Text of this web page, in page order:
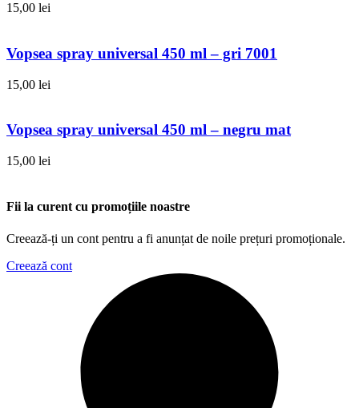
15,00 lei
Vopsea spray universal 450 ml – gri 7001
15,00 lei
Vopsea spray universal 450 ml – negru mat
15,00 lei
Fii la curent cu promoțiile noastre
Creează-ți un cont pentru a fi anunțat de noile prețuri promoționale.
Creează cont